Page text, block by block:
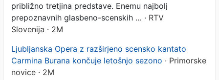
približno tretjina predstave. Enemu najbolj
prepoznavnih glasbeno-scenskih … · RTV
Slovenija · 2M
Ljubljanska Opera z razširjeno scensko kantato
Carmina Burana končuje letošnjo sezono · Primorske
novice · 2M